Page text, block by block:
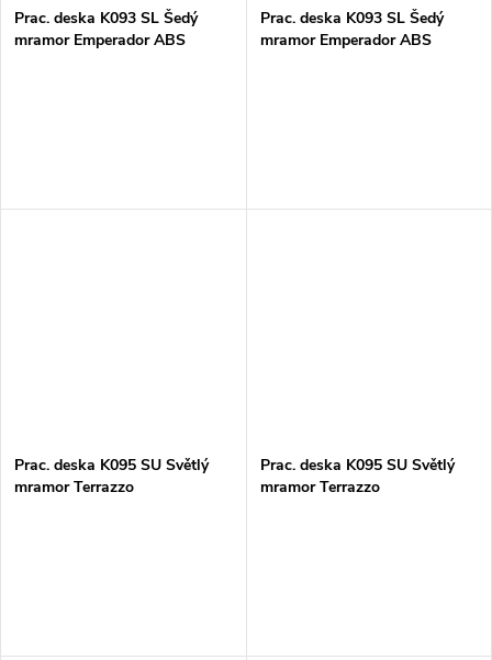
Prac. deska K093 SL Šedý
mramor Emperador ABS
Prac. deska K093 SL Šedý
mramor Emperador ABS
Prac. deska K095 SU Světlý
mramor Terrazzo
Prac. deska K095 SU Světlý
mramor Terrazzo